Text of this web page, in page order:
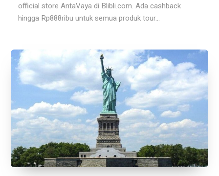
official store AntaVaya di Blibli.com. Ada cashback
hingga Rp888ribu untuk semua produk tour...